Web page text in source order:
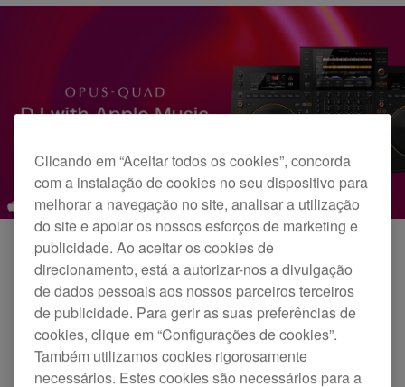
O OPUS-QUAD é um sistema de DJ profissional
tudo-em-um que combina um design sofisticado
com uma facilidade de utilização intuitiva,
tornando-o versátil para uso numa vasta gama de
Clicando em “Aceitar todos os cookies”, concorda
com a instalação de cookies no seu dispositivo para
melhorar a navegação no site, analisar a utilização
do site e apoiar os nossos esforços de marketing e
publicidade. Ao aceitar os cookies de
direcionamento, está a autorizar-nos a divulgação
de dados pessoais aos nossos parceiros terceiros
de publicidade. Para gerir as suas preferências de
cookies, clique em “Configurações de cookies”.
Também utilizamos cookies rigorosamente
necessários. Estes cookies são necessários para a